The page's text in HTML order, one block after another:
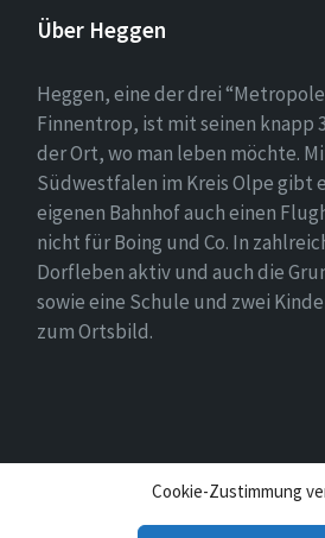
Cookie-Zustimmung
Über Heggen
Heggen, eine der drei
Finnentrop, ist mit seinen knapp
der Ort, wo man leben möchte.
Südwestfalen im Kreis Olpe gibt
eigenen Bahnhof auch einen
nicht für Boing und Co. In
Dorfleben aktiv und auch die
sowie eine Schule und zwei
zum Ortsbild.